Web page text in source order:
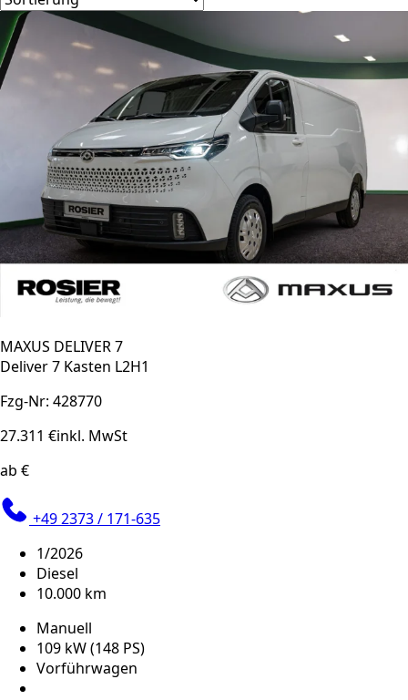
MAXUS DELIVER 7
Deliver 7 Kasten L2H1
Fzg-Nr: 428770
27.311 €inkl. MwSt
ab €
+49 2373 / 171-635
1/2026
Diesel
10.000 km
Manuell
109 kW (148 PS)
Vorführwagen